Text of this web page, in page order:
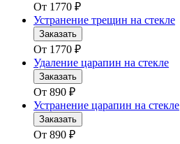
От 1770 ₽
Устранение трещин на стекле
Заказать
От 1770 ₽
Удаление царапин на стекле
Заказать
От 890 ₽
Устранение царапин на стекле
Заказать
От 890 ₽